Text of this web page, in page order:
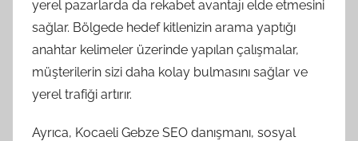
yerel pazarlarda da rekabet avantajı elde etmesini
sağlar. Bölgede hedef kitlenizin arama yaptığı
anahtar kelimeler üzerinde yapılan çalışmalar,
müşterilerin sizi daha kolay bulmasını sağlar ve
yerel trafiği artırır.
Ayrıca, Kocaeli Gebze SEO danışmanı, sosyal